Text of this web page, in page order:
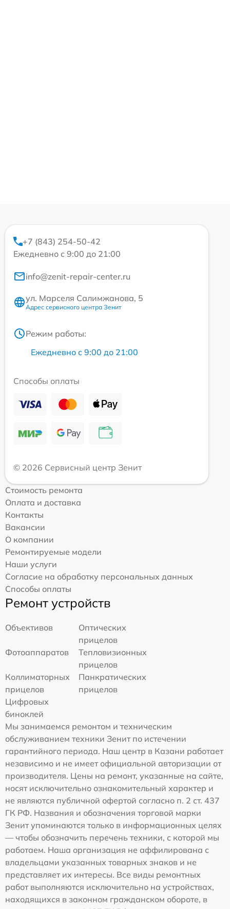
+7 (843) 254-50-42
Ежедневно с 9:00 до 21:00
info@zenit-repair-center.ru
ул. Марселя Салимжанова, 5
Адрес сервисного центра Зенит
Режим работы:
Ежедневно с 9:00 до 21:00
Способы оплаты
© 2026 Сервисный центр Зенит
Стоимость ремонта
Оплата и доставка
Контакты
Вакансии
О компании
Ремонтируемые модели
Наши услуги
Согласие на обработку персональных данных
Способы оплаты
Ремонт устройств
Объективов
Оптических
прицелов
Фотоаппаратов
Тепловизионных
прицелов
Коллиматорных
прицелов
Панкратических
прицелов
Цифровых
биноклей
Мы занимаемся ремонтом и техническим
обслуживанием техники Зенит по истечении
гарантийного периода. Наш центр в Казани работает
независимо и не имеет официальной авторизации от
производителя. Цены на ремонт, указанные на сайте,
носят исключительно ознакомительный характер и
не являются публичной офертой согласно п. 2 ст. 437
ГК РФ. Названия и обозначения торговой марки
Зенит упоминаются только в информационных целях
— чтобы обозначить перечень техники, с которой мы
работаем. Наша организация не аффилирована с
владельцами указанных товарных знаков и не
представляет их интересы. Все виды ремонтных
работ выполняются исключительно на устройствах,
находящихся в законном гражданском обороте, в